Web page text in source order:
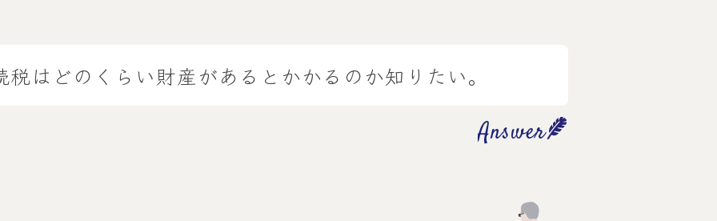
Answer
税はどのくらい財産があるとかかるのか知りたい。